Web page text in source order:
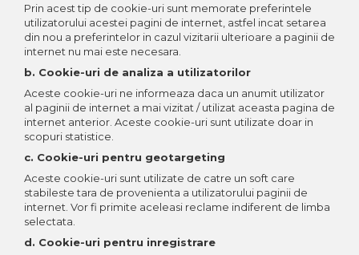
Prin acest tip de cookie-uri sunt memorate preferintele
utilizatorului acestei pagini de internet, astfel incat setarea
din nou a preferintelor in cazul vizitarii ulterioare a paginii de
internet nu mai este necesara.
b. Cookie-uri de analiza a utilizatorilor
Aceste cookie-uri ne informeaza daca un anumit utilizator
al paginii de internet a mai vizitat / utilizat aceasta pagina de
internet anterior. Aceste cookie-uri sunt utilizate doar in
scopuri statistice.
c. Cookie-uri pentru geotargeting
Aceste cookie-uri sunt utilizate de catre un soft care
stabileste tara de provenienta a utilizatorului paginii de
internet. Vor fi primite aceleasi reclame indiferent de limba
selectata.
d. Cookie-uri pentru inregistrare